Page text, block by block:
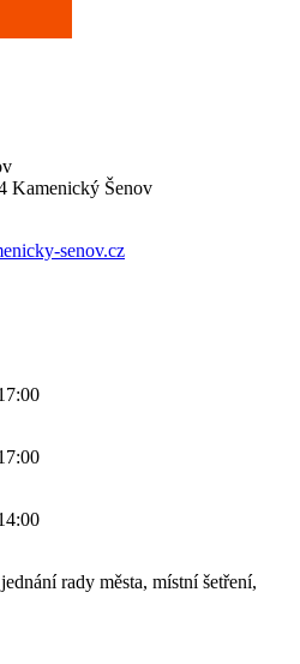
Kamenický Šenov
senov.cz
rady města, místní šetření,